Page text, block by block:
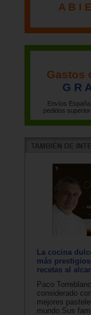
A B I
Gastos
G R
Envíos
pedidos
La cocina
más
recetas al
Paco
considerado
mejores
mundo.Sus